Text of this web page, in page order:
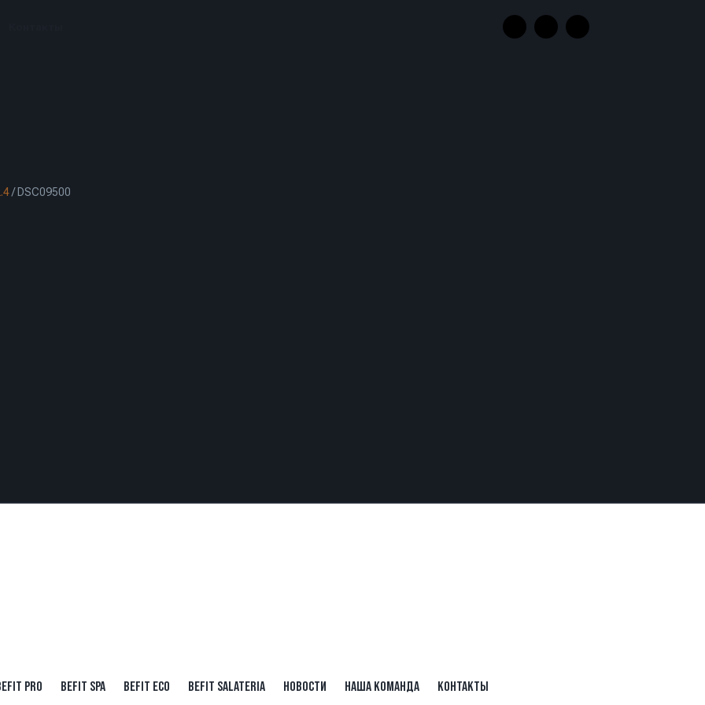
/ DSC09500
PRO BEFIT SPA BEFIT ECO BEFIT SALATERIA НОВОСТИ НАША КОМАНДА КОНТАКТЫ